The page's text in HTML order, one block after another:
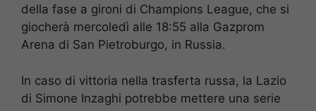
della fase a gironi di Champions League, che si
giocherà mercoledì alle 18:55 alla Gazprom
Arena di San Pietroburgo, in Russia.
In caso di vittoria nella trasferta russa, la Lazio
di Simone Inzaghi potrebbe mettere una serie